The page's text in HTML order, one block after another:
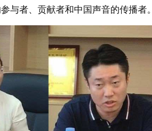
与者、贡献者和中国声音的传播者。